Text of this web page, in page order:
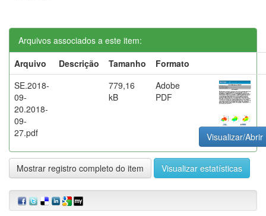
Arquivos associados a este item:
Arquivo
Descrição Tamanho
Formato
SE.2018-
09-
20.2018-
09-
27.pdf
779,16
kB
Adobe
PDF
Visualizar/Abrir
Mostrar registro completo do item Visualizar estatísticas